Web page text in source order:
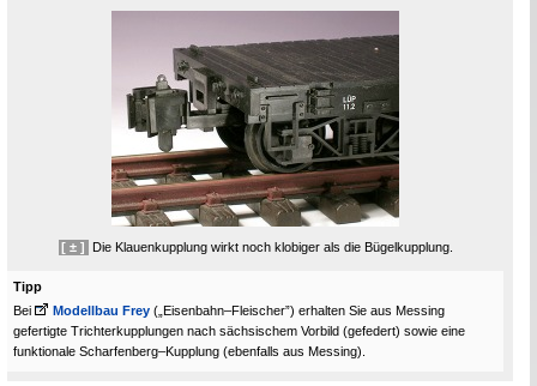
[ ± ] Die Klauenkupplung wirkt noch klobiger als die Bügelkupplung.
Tipp
Bei
Fremde Seite
Modellbau Frey(„Eisenbahn–Fleischer”) erhalten Sie aus Messing
gefertigte Trichterkupplungen nach sächsischem Vorbild (gefedert) sowie eine
funktionale Scharfenberg–Kupplung (ebenfalls aus Messing).